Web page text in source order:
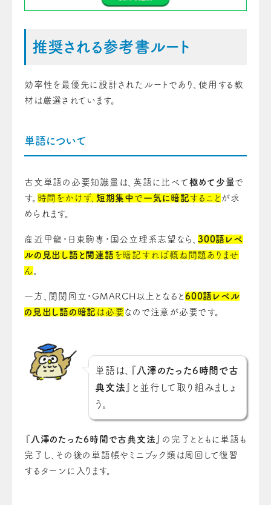
推奨される参考書ルート
効率性を最優先に設計されたルートであり、使用する教
材は厳選されています。
単語について
古文単語の必要知識量は、英語に比べて 極めて少量で
す。 時間をかけず、 短期集中 で 一気に暗記 すること が求
められます。
産近甲龍・日東駒専・国公立理系志望なら、 300語レベ
ルの見出し語と関連語 を暗記すれば概ね問題ありませ
ん 。
一方、関関同立・GMARCH以上となると 600語レベル
の見出し語の暗記 は必要 なので注意が必要です。
単語は、『 八澤のたった6時間で古
典文法 』と並行して取り組みましょ
う。
『 八澤のたった6時間で古典文法 』の完了とともに単語も
完了し、その後の単語帳やミニブック類は周回して復習
するターンに入ります。